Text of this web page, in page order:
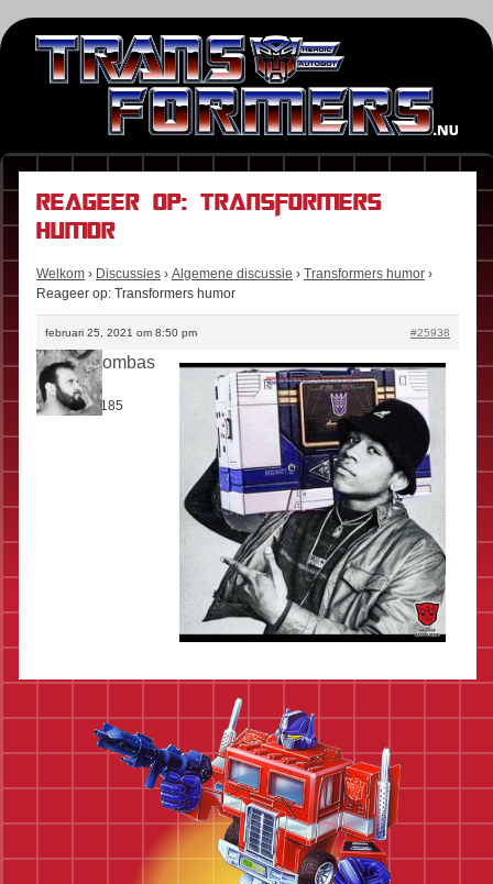
Reageer op: Transformers
humor
Welkom › Discussies › Algemene discussie › Transformers humor ›
Reageer op: Transformers humor
februari 25, 2021 om 8:50 pm #25938
Boomboombas
Rol:Fan
Berichten: 185